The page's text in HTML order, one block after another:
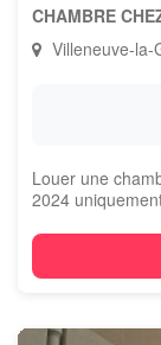
CHAMBRE
Villeneuve-la-
Louer une
2024